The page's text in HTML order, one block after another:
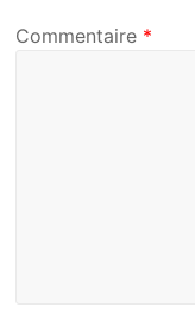
Commentaire *